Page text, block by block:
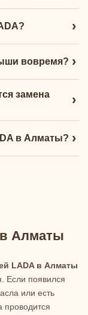
›
вовремя? ›
замена
›
в Алматы? ›
Алматы
LADA в Алматы
Если появился
или есть
проводится